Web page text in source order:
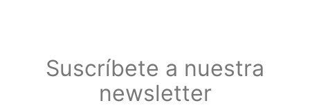
Suscríbete a nuestra
newsletter